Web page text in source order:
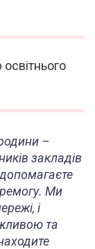
родини –
закладів
Ми
і
та